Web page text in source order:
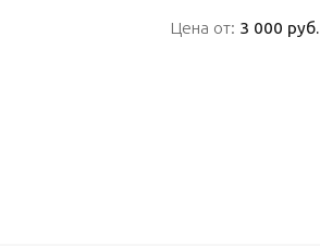
Цена от: 3 000 руб.
Цена от: 3 000 руб.